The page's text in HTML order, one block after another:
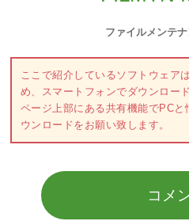
ファイルメンテ
ここで紹介しているソフトウェア
め、スマートフォンでダウンロー
ページ上部にある共有機能でPC
ウンロードをお願い致します。
コメ